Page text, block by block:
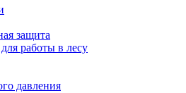
защита
работы в лесу
давления